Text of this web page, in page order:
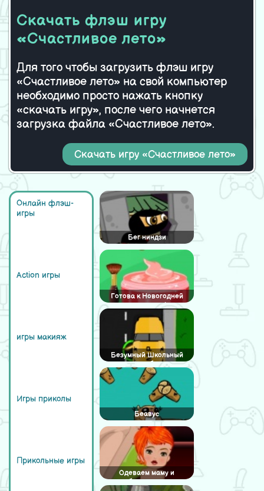
Онлайн флэш-
игры
Action игры
игры макияж
Игры приколы
Прикольные игры
Бег ниндзи
Готова к Новогодней
вечеринке!
Безумный Школьный
Автобус
Беавус
Одеваем маму и
близнецов
Скачать флэш игру
«Счастливое лето»
Для того чтобы загрузить флэш игру
«Счастливое лето» на свой компьютер
необходимо просто нажать кнопку
«скачать игру», после чего начнется
загрузка файла «Счастливое лето».
Скачать игру «Счастливое лето»